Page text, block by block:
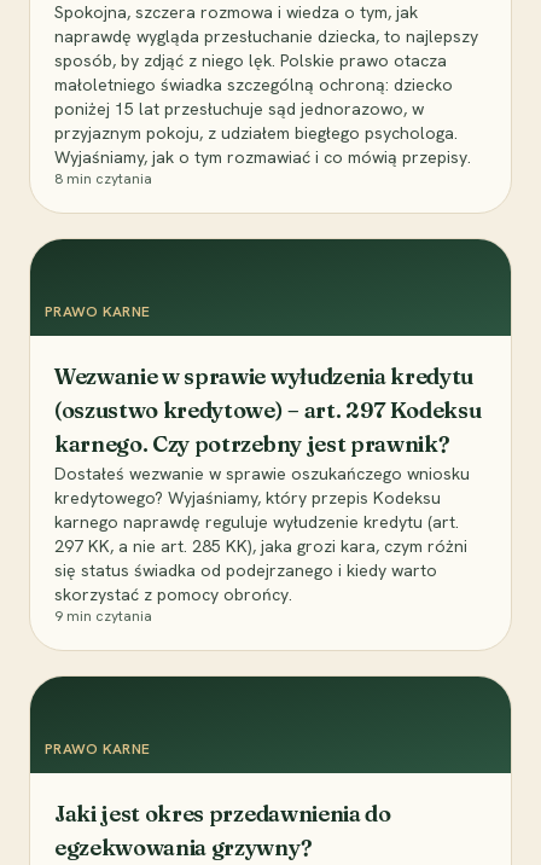
Spokojna, szczera rozmowa i wiedza o tym, jak
naprawdę wygląda przesłuchanie dziecka, to najlepszy
sposób, by zdjąć z niego lęk. Polskie prawo otacza
małoletniego świadka szczególną ochroną: dziecko
poniżej 15 lat przesłuchuje sąd jednorazowo, w
przyjaznym pokoju, z udziałem biegłego psychologa.
Wyjaśniamy, jak o tym rozmawiać i co mówią przepisy.
8 min czytania
PRAWO KARNE
Wezwanie w sprawie wyłudzenia kredytu
(oszustwo kredytowe) – art. 297 Kodeksu
karnego. Czy potrzebny jest prawnik?
Dostałeś wezwanie w sprawie oszukańczego wniosku
kredytowego? Wyjaśniamy, który przepis Kodeksu
karnego naprawdę reguluje wyłudzenie kredytu (art.
297 KK, a nie art. 285 KK), jaka grozi kara, czym różni
się status świadka od podejrzanego i kiedy warto
skorzystać z pomocy obrońcy.
9 min czytania
PRAWO KARNE
Jaki jest okres przedawnienia do
egzekwowania grzywny?